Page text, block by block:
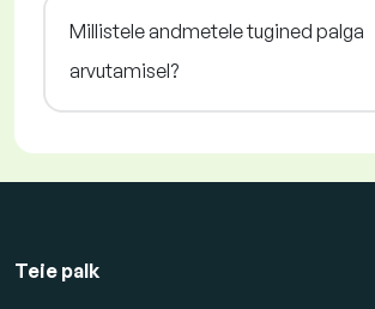
Millistele andmetele tugined palga
arvutamisel?
Teie palk